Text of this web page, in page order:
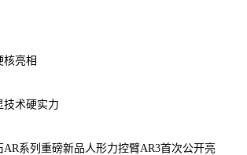
亮相
术硬实力
系列重磅新品人形力控臂AR3首次公开亮